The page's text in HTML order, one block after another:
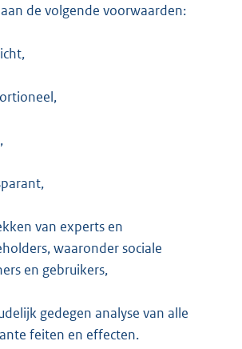
de volgende voorwaarden:
van experts en
waaronder sociale
en gebruikers,
gedegen analyse van alle
feiten en effecten.